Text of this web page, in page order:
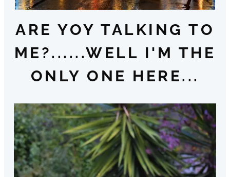
ARE YOY TALKING TO
ME?......WELL I'M THE
ONLY ONE HERE...